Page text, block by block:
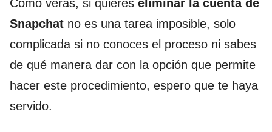
Como verás, si quieres eliminar la cuenta de
Snapchat no es una tarea imposible, solo
complicada si no conoces el proceso ni sabes
de qué manera dar con la opción que permite
hacer este procedimiento, espero que te haya
servido.